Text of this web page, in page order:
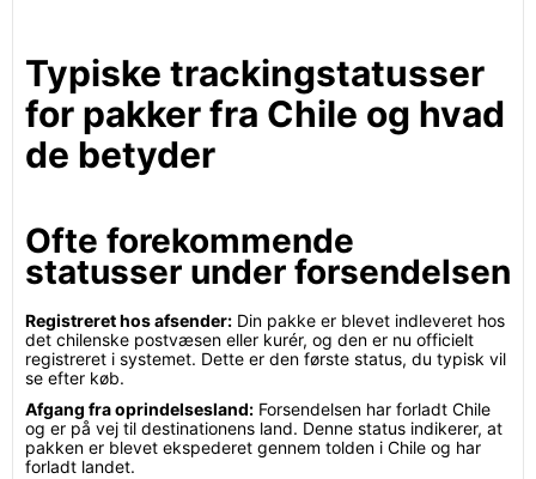
Typiske trackingstatusser
for pakker fra Chile og hvad
de betyder
Ofte forekommende
statusser under forsendelsen
Registreret hos afsender: Din pakke er blevet indleveret hos
det chilenske postvæsen eller kurér, og den er nu officielt
registreret i systemet. Dette er den første status, du typisk vil
se efter køb.
Afgang fra oprindelsesland: Forsendelsen har forladt Chile
og er på vej til destinationens land. Denne status indikerer, at
pakken er blevet ekspederet gennem tolden i Chile og har
forladt landet.